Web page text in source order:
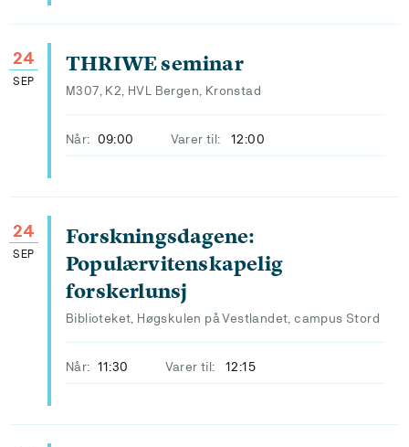
24
SEP
THRIWE seminar
M307, K2, HVL Bergen, Kronstad
Når: 09:00 Varer til: 12:00
24
SEP
Forskningsdagene:
Populærvitenskapelig
forskerlunsj
Biblioteket, Høgskulen på Vestlandet, campus Stord
Når: 11:30 Varer til: 12:15